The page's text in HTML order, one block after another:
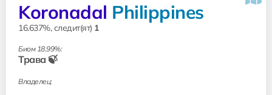
Koronadal Philippines
16.637%, следит(ят) 1
Биом 18.99%:
Трава 🍃
Владелец: